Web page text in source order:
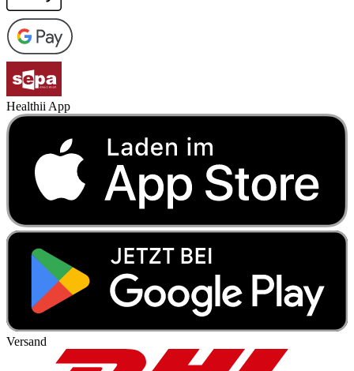
Healthii App
Versand